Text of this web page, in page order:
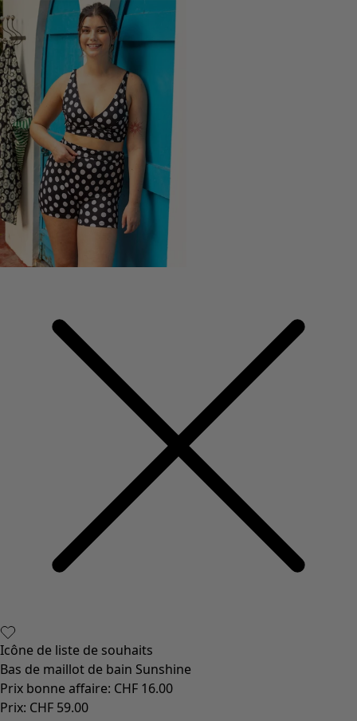
Icône de liste de souhaits
Bas de maillot de bain Sunshine
Prix bonne affaire: CHF 16.00
Prix: CHF 59.00